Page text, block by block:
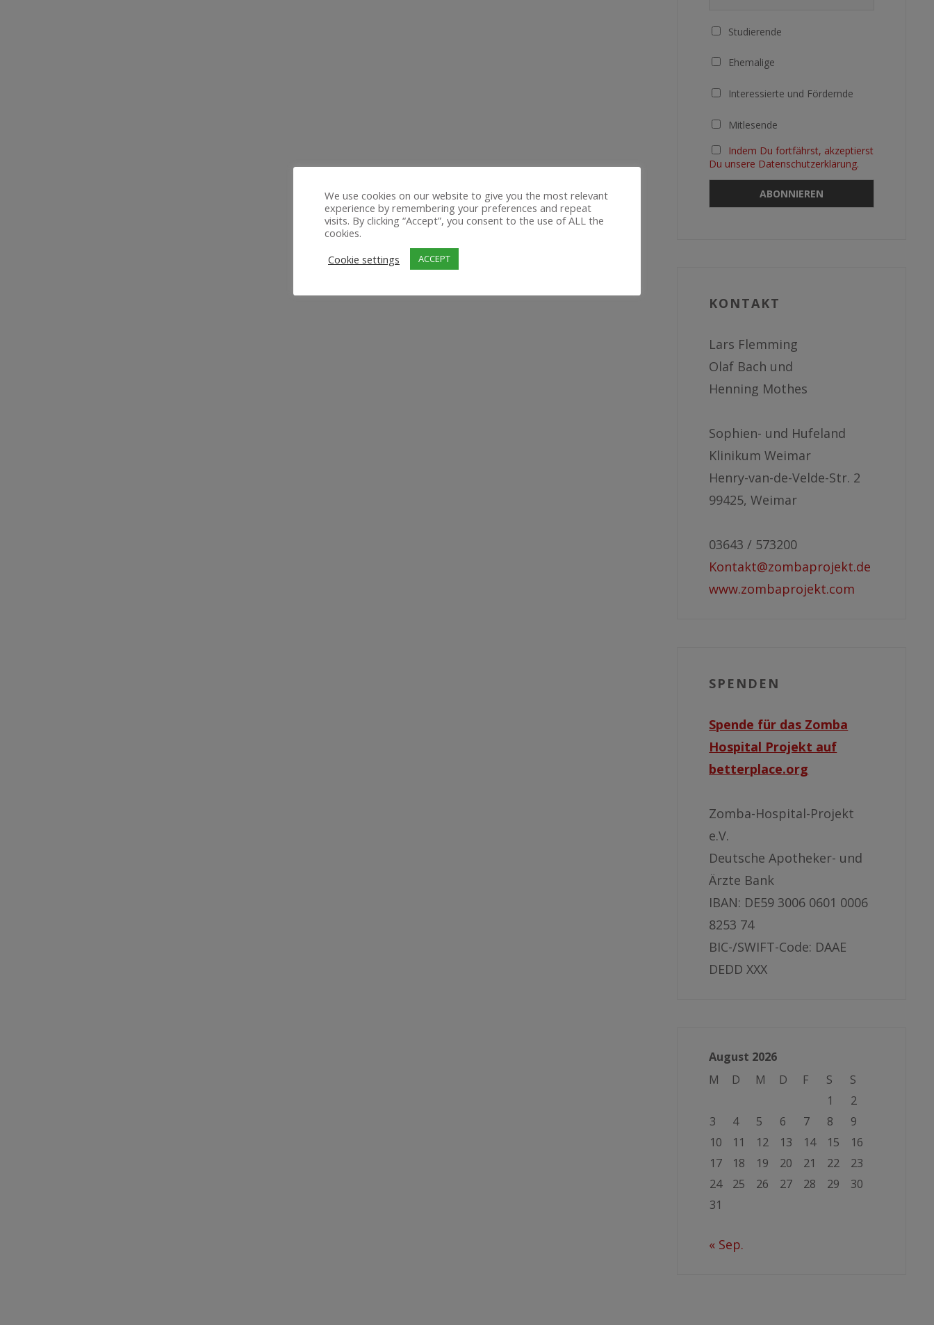
Studierende
Ehemalige
Interessierte und Fördernde
Mitlesende
Indem Du fortfährst, akzeptierst
Du unsere Datenschutzerklärung.
KONTAKT
Lars Flemming
Olaf Bach und
Henning Mothes
Sophien- und Hufeland
Klinikum Weimar
Henry-van-de-Velde-Str. 2
99425, Weimar
03643 / 573200
Kontakt@zombaprojekt.de
www.zombaprojekt.com
SPENDEN
Spende für das Zomba
Hospital Projekt auf
betterplace.org
Zomba-Hospital-Projekt
e.V.
Deutsche Apotheker- und
Ärzte Bank
IBAN: DE59 3006 0601 0006
8253 74
BIC-/SWIFT-Code: DAAE
DEDD XXX
August 2026
M
D M D F S
S
1
2
3
4 5 6 7 8
9
10
11 12 13 14 15
16
17
18 19 20 21 22
23
24
25 26 27 28 29
30
31
« Sep.
We use cookies on our website to give you the most relevant
experience by remembering your preferences and repeat
visits. By clicking “Accept”, you consent to the use of ALL the
cookies.
Cookie settings
ACCEPT